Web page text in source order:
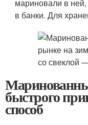
мариновали в
в банки. Для
быстрого
способ